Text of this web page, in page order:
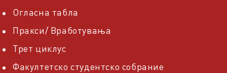
Огласна табла
Пракси/ Вработувања
Трет циклус
Факултетско студентско собрание